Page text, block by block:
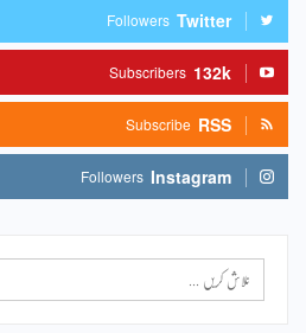
Twitter
Followers
132k
Subscribers
RSS
Subscribe
Instagram
Followers